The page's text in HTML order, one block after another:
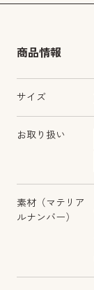
商品情報
サイズ
お取り扱い
素材（マテリア
ルナンバー）